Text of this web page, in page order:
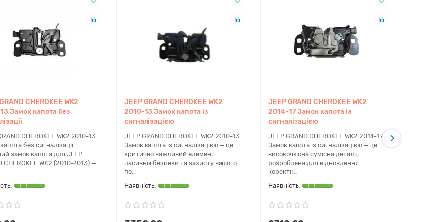
вашого автомобіля, експерти dacar.shop оперативно виконають підбір через офіційні каталоги виробника. Це
гарантує, що деталь ідеально підійде до вашої комплектації Cherokee.
через популярні логістичні служби. У нашому каталозі представлена тільки перевірена продукція, що пройшла
допомогу з підбором, наявність запчастин на складі та високий рівень підтримки на кожному етапі замовлення.
2021 року?
Cherokee KL рестайлінгового періоду, що включає 2021 рік випуску.
встановлення?
механізм. Якщо ваші старі болти кріплення пошкоджені, рекомендуємо використовувати нові металовироби з
CHEROKEE WK2
Замок капота без
CHEROKEE WK2 2010-13
без сигналізації
замок капота для JEEP
CHEROKEE WK2 (2010-2013) —
JEEP GRAND CHEROKEE WK2
2010-13 Замок капота із
сигналізацією
JEEP GRAND CHEROKEE WK2 2010-13
Замок капота із сигналізацією — це
критично важливий елемент
пасивної безпеки та захисту вашого
по..
JEEP GRAND CHEROKEE WK2
2014-17 Замок капота із
сигналізацією
JEEP GRAND CHEROKEE WK2 2014-17
Замок капота із сигналізацією — це
високоякісна сумісна деталь,
розроблена для відновлення
коректн..